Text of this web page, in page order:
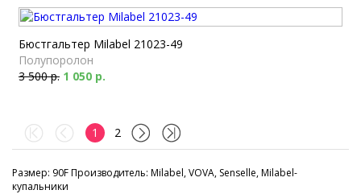
Бюстгальтер Milabel 21023-49
Полупоролон
3 500 р. 1 050 р.
1 2
Размер: 90F Производитель: Milabel, VOVA, Senselle, Milabel-
купальники